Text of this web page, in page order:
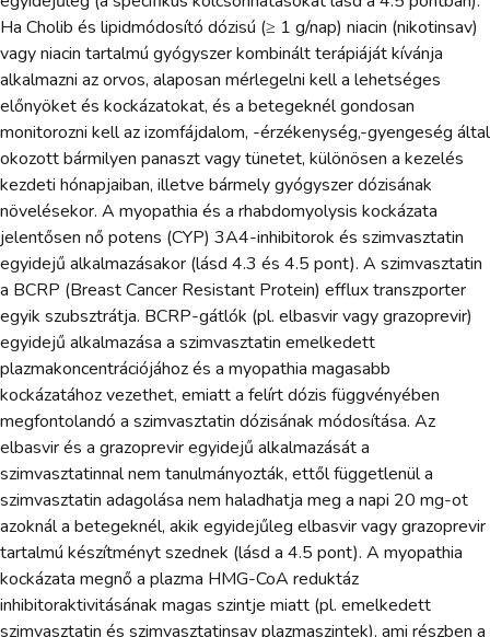
Ha Cholib és lipidmódosító dózisú (≥ 1 g/nap) niacin (nikotinsav)
vagy niacin tartalmú gyógyszer kombinált terápiáját kívánja
alkalmazni az orvos, alaposan mérlegelni kell a lehetséges
előnyöket és kockázatokat, és a betegeknél gondosan
monitorozni kell az izomfájdalom, -érzékenység,-gyengeség által
okozott bármilyen panaszt vagy tünetet, különösen a kezelés
kezdeti hónapjaiban, illetve bármely gyógyszer dózisának
növelésekor. A myopathia és a rhabdomyolysis kockázata
jelentősen nő potens (CYP) 3A4-inhibitorok és szimvasztatin
egyidejű alkalmazásakor (lásd 4.3 és 4.5 pont). A szimvasztatin
a BCRP (Breast Cancer Resistant Protein) efflux transzporter
egyik szubsztrátja. BCRP-gátlók (pl. elbasvir vagy grazoprevir)
egyidejű alkalmazása a szimvasztatin emelkedett
plazmakoncentrációjához és a myopathia magasabb
kockázatához vezethet, emiatt a felírt dózis függvényében
megfontolandó a szimvasztatin dózisának módosítása. Az
elbasvir és a grazoprevir egyidejű alkalmazását a
szimvasztatinnal nem tanulmányozták, ettől függetlenül a
szimvasztatin adagolása nem haladhatja meg a napi 20 mg-ot
azoknál a betegeknél, akik egyidejűleg elbasvir vagy grazoprevir
tartalmú készítményt szednek (lásd a 4.5 pont). A myopathia
kockázata megnő a plazma HMG-CoA reduktáz
inhibitoraktivitásának magas szintje miatt (pl. emelkedett
szimvasztatin és szimvasztatinsav plazmaszintek), ami részben a